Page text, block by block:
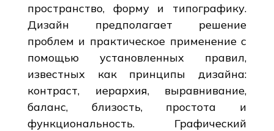
пространство, форму и типографику.
Дизайн предполагает решение
проблем и практическое применение с
помощью установленных правил,
известных как принципы дизайна:
контраст, иерархия, выравнивание,
баланс, близость, простота и
функциональность. Графический